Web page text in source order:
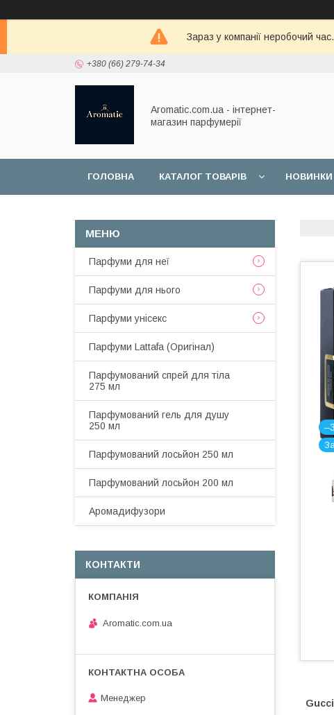
Зараз у компанії неробочий
+380 (66) 279-74-34
Aromatic.com.ua - інтернет-
магазин парфумерії
ГОЛОВНА КАТАЛОГ ТОВАРІВ НОВИНКИ
Парфуми для неї
Парфуми для нього
Парфуми унісекс
Парфуми Lattafa (Оригінал)
Парфумований спрей для тіла
275 мл
Парфумований гель для душу
250 мл
Парфумований лосьйон 250 мл
Парфумований лосьйон 200 мл
Аромадифузори
КОНТАКТИ
Aromatic.com.ua
Менеджер